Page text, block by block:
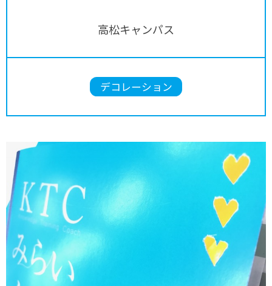
高松キャンパス
デコレーション